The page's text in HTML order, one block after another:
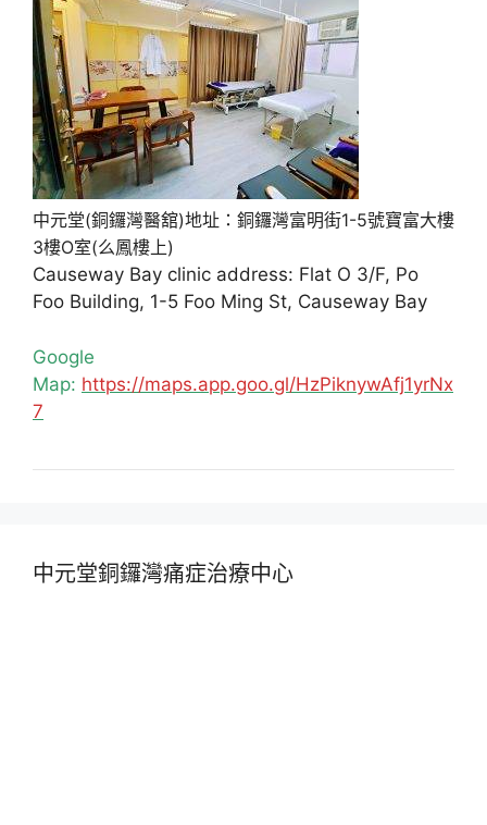
中元堂(銅鑼灣醫舘)地址：銅鑼灣富明街1-5號寶富大樓
3樓O室(么鳳樓上)
Causeway Bay clinic address: Flat O 3/F, Po
Foo Building, 1-5 Foo Ming St, Causeway Bay
Google
Map: https://maps.app.goo.gl/HzPiknywAfj1yrNx
7
中元堂銅鑼灣痛症治療中心